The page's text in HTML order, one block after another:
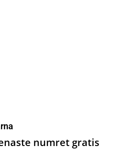
numret gratis